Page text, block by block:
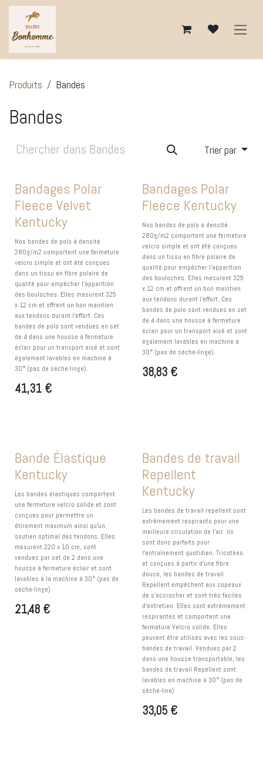
Se rendre au contenu
Produits Bandes
Bandes
Trier par
Bandages Polar
Fleece Velvet
Kentucky
Nos bandes de polo à densité
280g/m2 comportent une fermeture
velcro simple et ont été conçues
dans un tissu en fibre polaire de
qualité pour empêcher l’apparition
des bouloches. Elles mesurent 325
x 12 cm et offrent un bon maintien
aux tendons durant l’effort. Ces
bandes de polo sont vendues en set
de 4 dans une housse à fermeture
éclair pour un transport aisé et sont
également lavables en machine à
30° (pas de sèche-linge).
41,31 €
Bandages Polar
Fleece Kentucky
Nos bandes de polo à densité
280g/m2 comportent une fermeture
velcro simple et ont été conçues
dans un tissu en fibre polaire de
qualité pour empêcher l’apparition
des bouloches. Elles mesurent 325
x 12 cm et offrent un bon maintien
aux tendons durant l’effort. Ces
bandes de polo sont vendues en set
de 4 dans une housse à fermeture
éclair pour un transport aisé et sont
également lavables en machine à
30° (pas de sèche-linge).
38,83€
Bande Élastique
Kentucky
Les bandes élastiques comportent
une fermeture velcro solide et sont
conçues pour permettre un
étirement maximum ainsi qu’un
soutien optimal des tendons. Elles
mesurent 220 x 10 cm, sont
vendues par set de 2 dans une
housse à fermeture éclair et sont
lavables à la machine à 30° (pas de
sèche-linge)
21,48 €
Bandes de travail
Repellent
Kentucky
Les bandes de travail repellent sont
extrêmement respirants pour une
meilleure circulation de l'air. Ils
sont donc parfaits pour
l'entraînement quotidien. Tricotées
et conçues à partir d'une fibre
douce, les bandes de travail
Repellent empêchent aux copeaux
de s'accrocher et sont très faciles
d'entretien. Elles sont extrêmement
respirantes et comportent une
fermeture Velcro solide. Elles
peuvent être utilisés avec les sous-
bandes de travail. Vendues par 2
dans une housse transportable, les
bandes de travail Repellent sont
lavables en machine à 30° (pas de
sèche-line)
33,05€